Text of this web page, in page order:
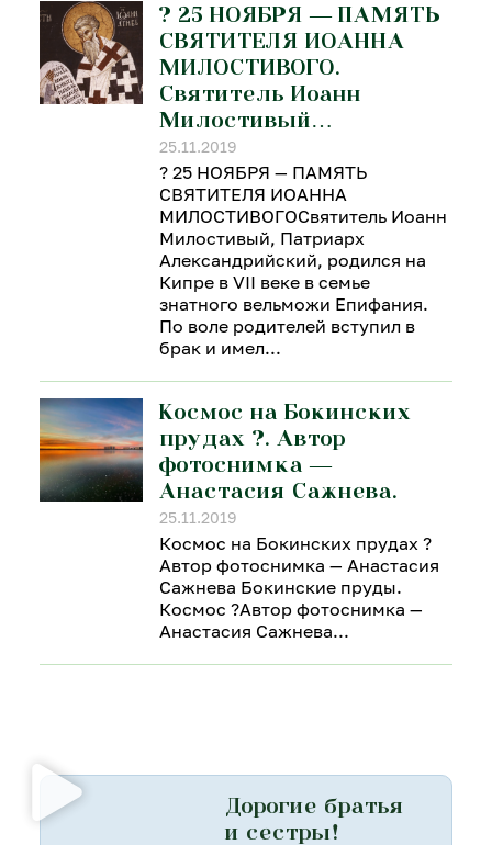
? 25 НОЯБРЯ — ПАМЯТЬ
СВЯТИТЕЛЯ ИОАННА
МИЛОСТИВОГО.
Святитель Иоанн
Милостивый…
25.11.2019
? 25 НОЯБРЯ — ПАМЯТЬ
СВЯТИТЕЛЯ ИОАННА
МИЛОСТИВОГОСвятитель Иоанн
Милостивый, Патриарх
Александрийский, родился на
Кипре в VII веке в семье
знатного вельможи Епифания.
По воле родителей вступил в
брак и имел
Космос на Бокинских
прудах ?. Автор
фотоснимка —
Анастасия Сажнева.
25.11.2019
Космос на Бокинских прудах ?
Автор фотоснимка — Анастасия
Сажнева Бокинские пруды.
Космос ?Автор фотоснимка —
Анастасия Сажнева
Дорогие братья
и сестры!